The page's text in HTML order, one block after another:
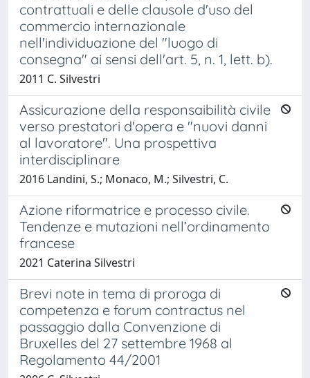
contrattuali e delle clausole d'uso del
commercio internazionale
nell'individuazione del "luogo di
consegna" ai sensi dell'art. 5, n. 1, lett. b).
2011 C. Silvestri
Assicurazione della responsaibilità civile
verso prestatori d'opera e "nuovi danni
al lavoratore". Una prospettiva
interdisciplinare
2016 Landini, S.; Monaco, M.; Silvestri, C.
Azione riformatrice e processo civile.
Tendenze e mutazioni nell’ordinamento
francese
2021 Caterina Silvestri
Brevi note in tema di proroga di
competenza e forum contractus nel
passaggio dalla Convenzione di
Bruxelles del 27 settembre 1968 al
Regolamento 44/2001